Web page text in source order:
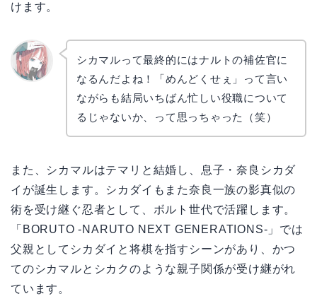
けます。
シカマルって最終的にはナルトの補佐官に
なるんだよね！「めんどくせぇ」って言い
ながらも結局いちばん忙しい役職について
るじゃないか、って思っちゃった（笑）
また、シカマルはテマリと結婚し、息子・奈良シカダ
イが誕生します。シカダイもまた奈良一族の影真似の
術を受け継ぐ忍者として、ボルト世代で活躍します。
「BORUTO -NARUTO NEXT GENERATIONS-」では
父親としてシカダイと将棋を指すシーンがあり、かつ
てのシカマルとシカクのような親子関係が受け継がれ
ています。